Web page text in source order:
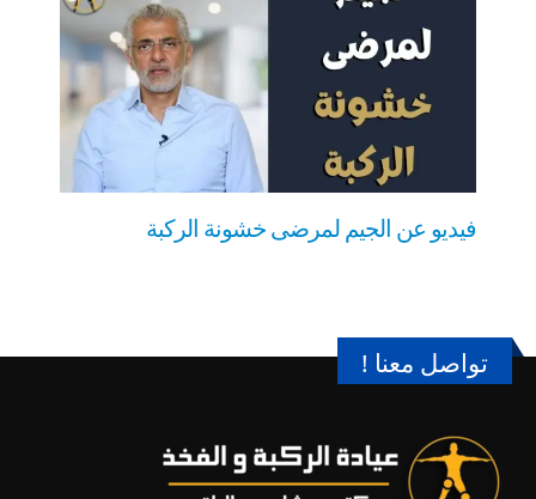
فيديو عن الجيم لمرضى خشونة الركبة
تواصل معنا !